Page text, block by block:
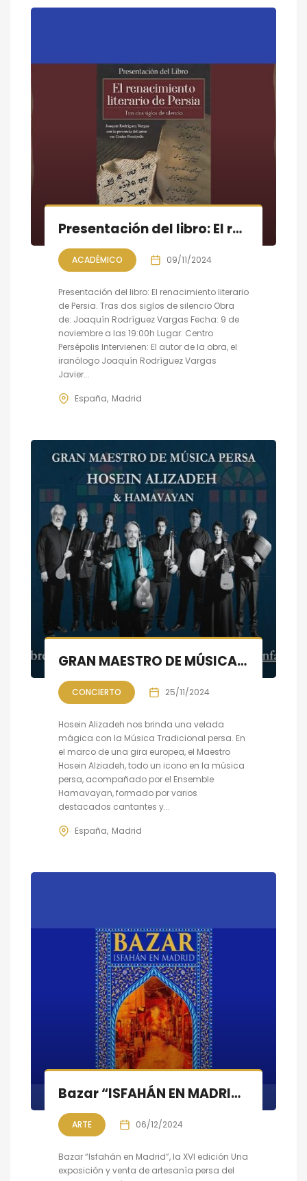
Presentación del libro: El renacimiento literario de Persia. Tras dos siglos de silencio
ACADÉMICO 09/11/2024
Presentación del libro: El renacimiento literario
de Persia. Tras dos siglos de silencio Obra
de: Joaquín Rodríguez Vargas Fecha: 9 de
noviembre a las 19:00h Lugar: Centro
Persépolis Intervienen: El autor de la obra, el
iranólogo Joaquín Rodríguez Vargas
Javier...
España Madrid
GRAN MAESTRO DE MÚSICA PERSA HOSEIN ALIZADEH & HAMAVAYAN
CONCIERTO 25/11/2024
Hosein Alizadeh nos brinda una velada
mágica con la Música Tradicional persa. En
el marco de una gira europea, el Maestro
Hosein Alziadeh, todo un icono en la música
persa, acompañado por el Ensemble
Hamavayan, formado por varios
destacados cantantes y...
España Madrid
Bazar “ISFAHÁN EN MADRID”, la XVI Edición, Del 6 al 18 de diciembre
ARTE 06/12/2024
Bazar “Isfahán en Madrid”, la XVI edición Una
exposición y venta de artesanía persa del